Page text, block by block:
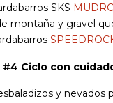
SKS
montaña y gravel
#4 Ciclo con
y nevados